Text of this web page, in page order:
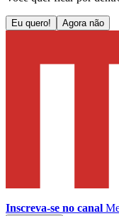
Eu quero! Agora não
Inscreva-se no canal